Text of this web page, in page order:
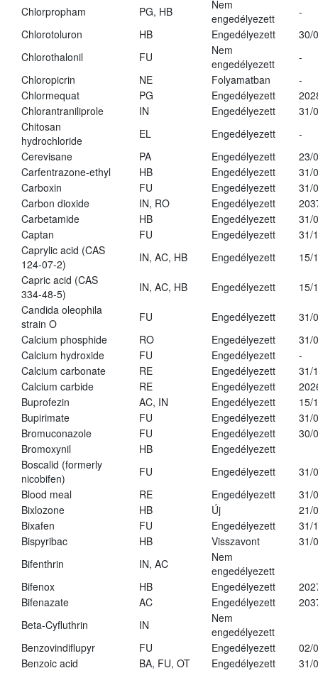
Chlorpropham
PG, HB
Nem
engedélyezett
-
Chlorotoluron
HB Engedélyezett
30/
Chlorothalonil
FU
Nem
engedélyezett
-
Chloropicrin
NE Folyamatban
-
Chlormequat
PG Engedélyezett
Chlorantraniliprole
IN Engedélyezett
31/
Chitosan
hydrochloride
EL Engedélyezett
-
Cerevisane
PA Engedélyezett
23/
Carfentrazone-ethyl
HB Engedélyezett
31/
Carboxin
FU Engedélyezett
31/
Carbon dioxide
IN, RO Engedélyezett
Carbetamide
HB Engedélyezett
31/
Captan
FU Engedélyezett
31/
Caprylic acid (CAS
124-07-2)
IN, AC, HB Engedélyezett
15/
Capric acid (CAS
334-48-5)
IN, AC, HB Engedélyezett
15/
Candida oleophila
strain O
FU Engedélyezett
31/
Calcium phosphide
RO Engedélyezett
31/
Calcium hydroxide
FU Engedélyezett
-
Calcium carbonate
RE Engedélyezett
31/
Calcium carbide
RE Engedélyezett
Buprofezin
AC, IN Engedélyezett
15/
Bupirimate
FU Engedélyezett
31/
Bromuconazole
FU Engedélyezett
30/
Bromoxynil
HB
Engedélyezett
Boscalid (formerly
nicobifen)
FU Engedélyezett
31/
Blood meal
RE Engedélyezett
31/
Bixlozone
HB Új
21/
Bixafen
FU Engedélyezett
31/
Bispyribac
HB Visszavont
31/
Bifenthrin
IN, AC
Nem
engedélyezett
Bifenox
HB Engedélyezett
Bifenazate
AC Engedélyezett
Beta-Cyfluthrin
IN
Nem
engedélyezett
Benzovindiflupyr
FU Engedélyezett
02/
Benzoic acid
BA, FU, OT Engedélyezett
31/